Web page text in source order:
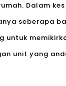
Dalam
seberapa
unit yang